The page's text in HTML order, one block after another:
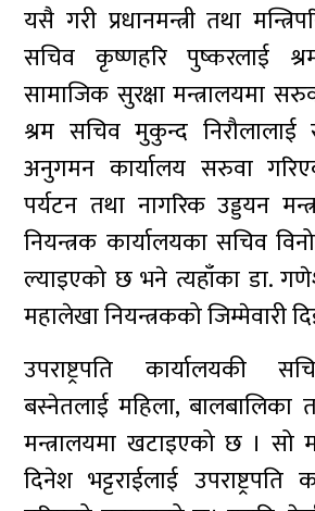
यसै गरी प्रधानमन्त्री तथा
सचिव कृष्णहरि पुष्करलाई
सामाजिक सुरक्षा मन्त्रालयमा
श्रम सचिव मुकुन्द निरौलालाई
अनुगमन कार्यालय सरुवा
पर्यटन तथा नागरिक उड्डयन
नियन्त्रक कार्यालयका सचिव
ल्याइएको छ भने त्यहाँका डा.
महालेखा नियन्त्रकको जिम्मेवारी
उपराष्ट्रपति कार्यालयकी
बस्नेतलाई महिला, बालबालिका
मन्त्रालयमा खटाइएको छ । सो
दिनेश भट्टराईलाई उपराष्ट्रपति